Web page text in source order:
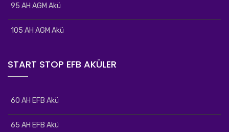
95 AH AGM Akü
105 AH AGM Akü
START STOP EFB AKÜLER
60 AH EFB Akü
65 AH EFB Akü